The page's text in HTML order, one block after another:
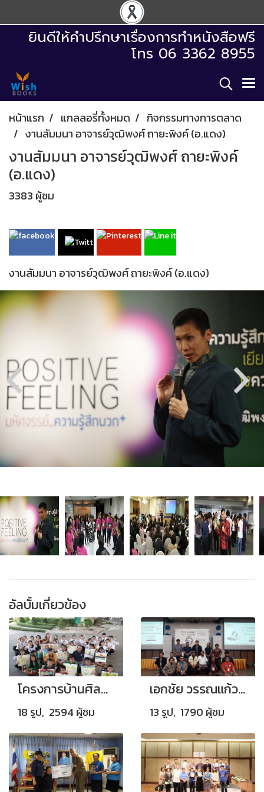
ยินดีให้คำปรึกษาเรื่องการทำหนังสือฟรี
โทร 06 3362 8955
หน้าแรก แกลลอรี่ทั้งหมด
กิจกรรมทางการตลาด
งานสัมมนา อาจารย์วุฒิพงศ์ ถายะพิงค์ (อ.แดง)
งานสัมมนา อาจารย์วุฒิพงศ์ ถายะพิงค์
(อ.แดง)
3383 ผู้ชม
งานสัมมนา อาจารย์วุฒิพงศ์ ถายะพิงค์ (อ.แดง)
อัลบั้มเกี่ยวข้อง
โครงการบ้านศิลปะเอกชัย วรรณแก้ว
18 รูป, 2594 ผู้ชม
เอกชัย วรรณแก้ว ประธานโครงการอาสาศิลป์ อบรมศิลปินที่ผ่านการคัดเลือก รุ่น 3
13 รูป, 1790 ผู้ชม